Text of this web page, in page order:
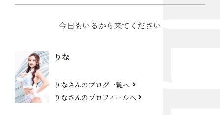
今日もいるから来てください
りな
りなさんのブログ一覧へ
りなさんのプロフィールへ